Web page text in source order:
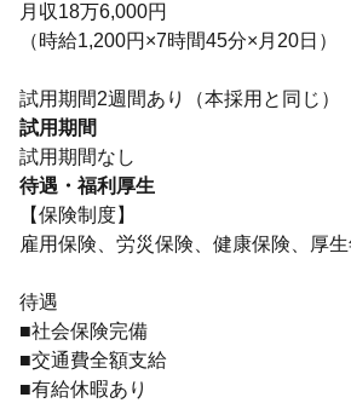
月収18万6,000円
（時給1,200円×7時間45分×月20日）
試用期間2週間あり（本採用と同じ）
試用期間
試用期間なし
待遇・福利厚生
【保険制度】
雇用保険、労災保険、健康保険、厚
待遇
■社会保険完備
■交通費全額支給
■有給休暇あり